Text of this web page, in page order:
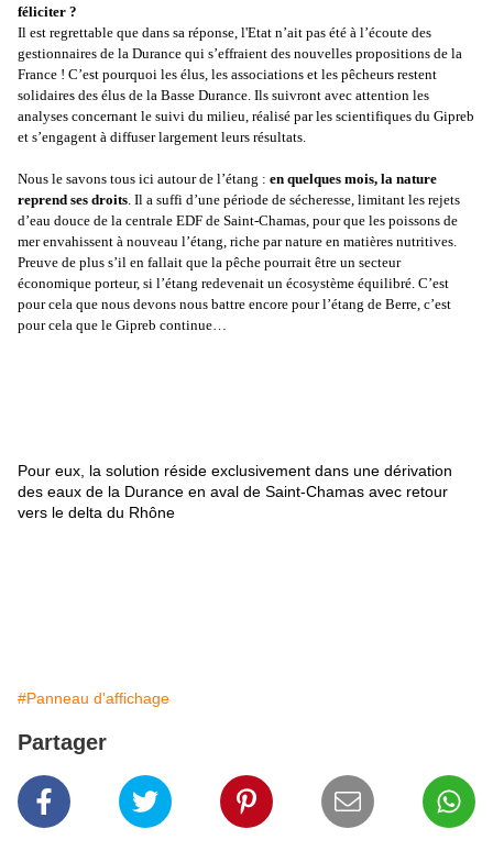
féliciter ?
Il est regrettable que dans sa réponse, l'Etat n’ait pas été à l’écoute des
gestionnaires de la Durance qui s’effraient des nouvelles propositions de la
France ! C’est pourquoi les élus, les associations et les pêcheurs restent
solidaires des élus de la Basse Durance. Ils suivront avec attention les
analyses concernant le suivi du milieu, réalisé par les scientifiques du Gipreb
et s’engagent à diffuser largement leurs résultats.
Nous le savons tous ici autour de l’étang : en quelques mois, la nature
reprend ses droits . Il a suffi d’une période de sécheresse, limitant les rejets
d’eau douce de la centrale EDF de Saint-Chamas, pour que les poissons de
mer envahissent à nouveau l’étang, riche par nature en matières nutritives.
Preuve de plus s’il en fallait que la pêche pourrait être un secteur
économique porteur, si l’étang redevenait un écosystème équilibré. C’est
pour cela que nous devons nous battre encore pour l’étang de Berre, c’est
pour cela que le Gipreb continue…
Pour eux, la solution réside exclusivement dans une dérivation
des eaux de la Durance en aval de Saint-Chamas avec retour
vers le delta du Rhône
#Panneau d'affichage
Partager